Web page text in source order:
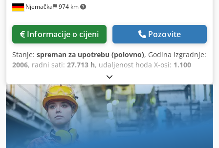
Njemačka 974 km
Informacije o cijeni Pozovite
Stanje: spreman za upotrebu (polovno), Godina izgradnje:
2006, radni sati: 27.713 h, udaljenost hoda X-osi: 1.100
, udaljenost hoda Z-osi:
proizvođač kontrolera:SIEMENS, model kontrolera:840D,
ukupna visina:4.000 mm, ukupna širina:6.000 mm,
opterećenje stola:1.500 kg , ukupna masa:12.000 kg,
maksimalna brzina vretena: 7.500 okret/min
, snaga
motora vretena:50.000 W
, broj mjesta u spremniku alata:
, težina alata:60.000 g